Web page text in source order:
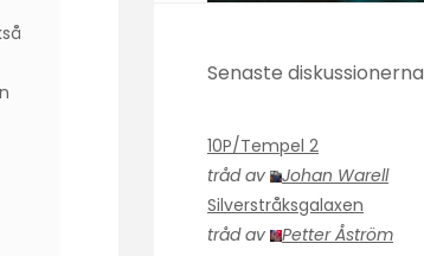
Senaste diskussionerna
10P/Tempel 2
tråd av
Johan Warell
Silverstråksgalaxen
tråd av
Petter Åström